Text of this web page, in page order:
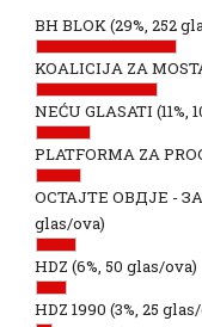
BH BLOK(29%, 252
KOALICIJA ZA
NEĆU GLASATI (11%,
PLATFORMA ZA
ОСТАЈТЕ ОВДЈЕ -
glas/ova)
HDZ (6%, 50 glas/ova)
HDZ 1990 (3%, 25